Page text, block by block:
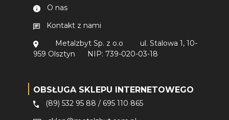
O nas
Kontakt z nami
Metalzbyt Sp. z o.o
ul. Stalowa 1, 10-
959 Olsztyn
NIP: 739-020-03-18
OBSŁUGA SKLEPU INTERNETOWEGO
(89) 532 95 88 / 695 110 865